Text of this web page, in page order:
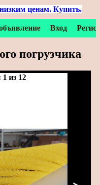
ценам. Купить.
Вход
погрузчика
из 12